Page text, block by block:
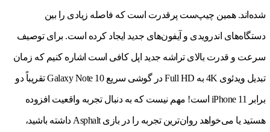
شده‌اند. همین چیپ‌ست پرقدرت است که فاصله زیادی را بین
دستگاه‌های اندرویدی و آیفون‌های جدید ایجاد کرده است. برای توصیف
سرعت و قدرت بالای تراشه جدید اپل کافی است اشاره کنیم که زمان
تبدیل ویدئوی 4K به Full HD در گوشی سریع Galaxy Note 10 تقریباً دو
برابر iPhone 11 است! مهم نیست که به دنبال تجربه واقعیت افزوده
هستید یا می‌خواهد روان‌ترین تجربه را در بازی Asphalt داشته باشید،